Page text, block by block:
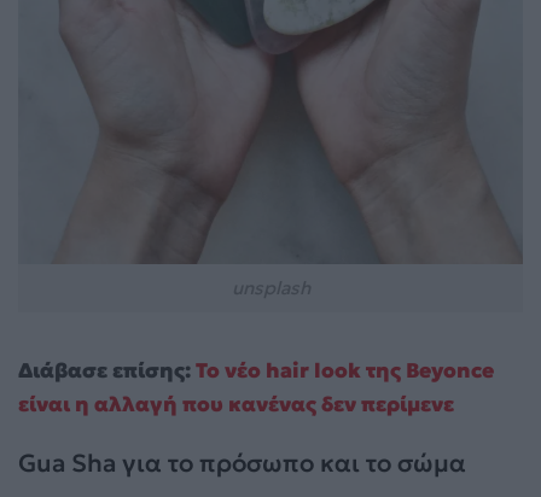
Διάβασε επίσης:Το νέο hair look της Beyonce
είναι η αλλαγή που κανένας δεν περίμενε
Gua Sha για το πρόσωπο και το σώμα